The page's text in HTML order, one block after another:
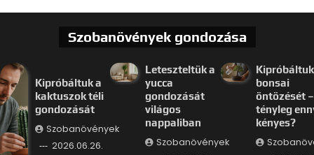
Szobanövények gondozása
Kipróbáltuk a
kaktuszok téli
gondozását
Szobanövények
2026.06.26.
Leteszteltük a
yucca
gondozását
világos
nappaliban
Szobanövények
bonsai
öntözését –
tényleg
kényes?